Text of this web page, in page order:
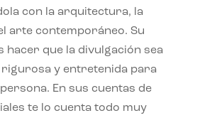
con la arquitectura, la
arte contemporáneo. Su
hacer que la divulgación sea
rigurosa y entretenida para
En sus cuentas de
te lo cuenta todo muy